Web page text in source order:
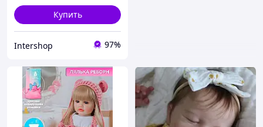
Купить
Intershop 97%